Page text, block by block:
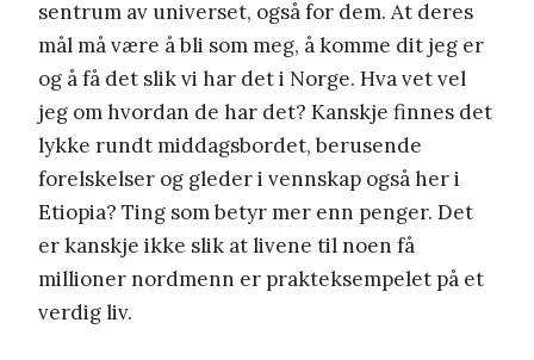
sentrum av universet, også for dem. At deres
mål må være å bli som meg, å komme dit jeg er
og å få det slik vi har det i Norge. Hva vet vel
jeg om hvordan de har det? Kanskje finnes det
lykke rundt middagsbordet, berusende
forelskelser og gleder i vennskap også her i
Etiopia? Ting som betyr mer enn penger. Det
er kanskje ikke slik at livene til noen få
millioner nordmenn er prakteksempelet på et
verdig liv.